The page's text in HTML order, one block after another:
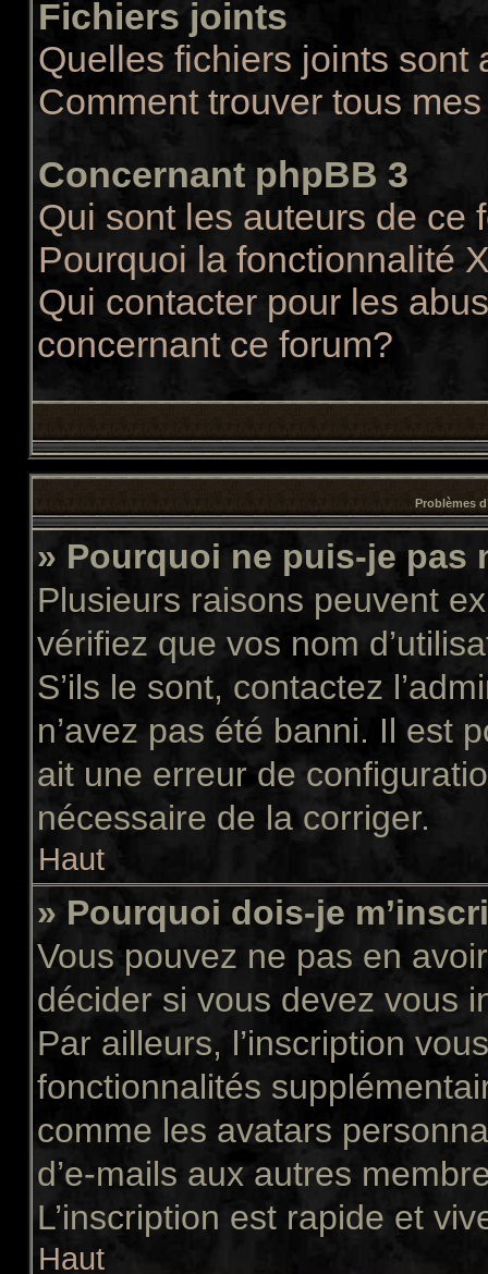
Fichiers joints
Quelles fichiers joints sont
Comment trouver tous
Concernant phpBB 3
Qui sont les auteurs de ce
Pourquoi la fonctionnalité
Qui contacter pour les
concernant ce forum?
Problèmes
» Pourquoi ne puis-je pas
Plusieurs raisons peuvent
vérifiez que vos nom
S’ils le sont, contactez
n’avez pas été banni. Il est
ait une erreur de
nécessaire de la corriger.
Haut
» Pourquoi dois-je
Vous pouvez ne pas en
décider si vous devez vous
Par ailleurs, l’inscription
fonctionnalités
comme les avatars
d’e-mails aux autres
L’inscription est rapide et
Haut